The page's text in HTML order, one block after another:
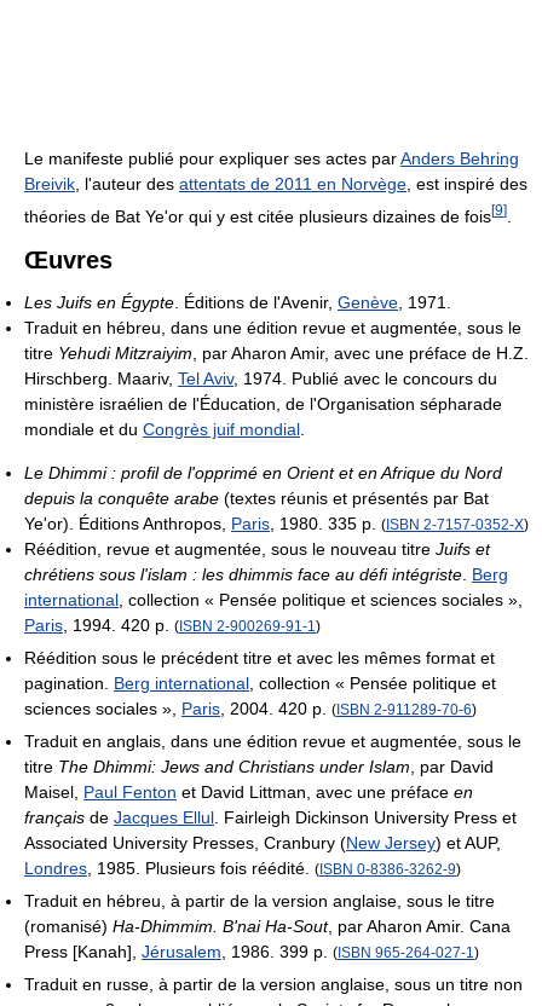
Le manifeste publié pour expliquer ses actes parAnders Behring
Breivik, l'auteur des attentats de 2011 en Norvège, est inspiré des
théories de Bat Ye'or qui y est citée plusieurs dizaines de fois[9]
Œuvres
Les Juifs en Égypte . Éditions de l'Avenir, Genève , 1971.
Traduit en hébreu, dans une édition revue et augmentée, sous le
titre Yehudi Mitzraiyim , par Aharon Amir, avec une préface de H.Z.
Hirschberg. Maariv, Tel Aviv, 1974. Publié avec le concours du
ministère israélien de l'Éducation, de l'Organisation sépharade
mondiale et du Congrès juif mondial
Le Dhimmi : profil de l'opprimé en Orient et en Afrique du Nord
depuis la conquête arabe (textes réunis et présentés par Bat
Ye'or). Éditions Anthropos, Paris , 1980. 335 p. (ISBN 2-7157-0352-X)
Réédition, revue et augmentée, sous le nouveau titre Juifs et
chrétiens sous l'islam : les dhimmis face au défi intégriste Berg
international , collection « Pensée politique et sciences sociales »,
Paris , 1994. 420 p. (ISBN 2-900269-91-1 )
Réédition sous le précédent titre et avec les mêmes format et
pagination. Berg international , collection « Pensée politique et
sciences sociales », Paris , 2004. 420 p. (ISBN 2-911289-70-6)
Traduit en anglais, dans une édition revue et augmentée, sous le
titre The Dhimmi: Jews and Christians under Islam , par David
Maisel, Paul Fenton et David Littman, avec une préface en
français de Jacques Ellul . Fairleigh Dickinson University Press et
Associated University Presses, Cranbury (New Jersey) et AUP,
Londres , 1985. Plusieurs fois réédité. (ISBN 0-8386-3262-9)
Traduit en hébreu, à partir de la version anglaise, sous le titre
(romanisé) Ha-Dhimmim. B'nai Ha-Sout, par Aharon Amir. Cana
Press [Kanah], Jérusalem , 1986. 399 p. (ISBN 965-264-027-1 )
Traduit en russe, à partir de la version anglaise, sous un titre non